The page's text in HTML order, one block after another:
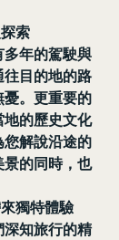
索
年的駕駛與
目的地的路
。更重要的
的歷史文化
解說沿途的
的同時，也
獨特體驗
知旅行的精